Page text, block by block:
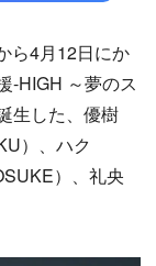
ら4月12日にか
-HIGH ～夢のス
生した、優樹
）、ハク
）、礼央